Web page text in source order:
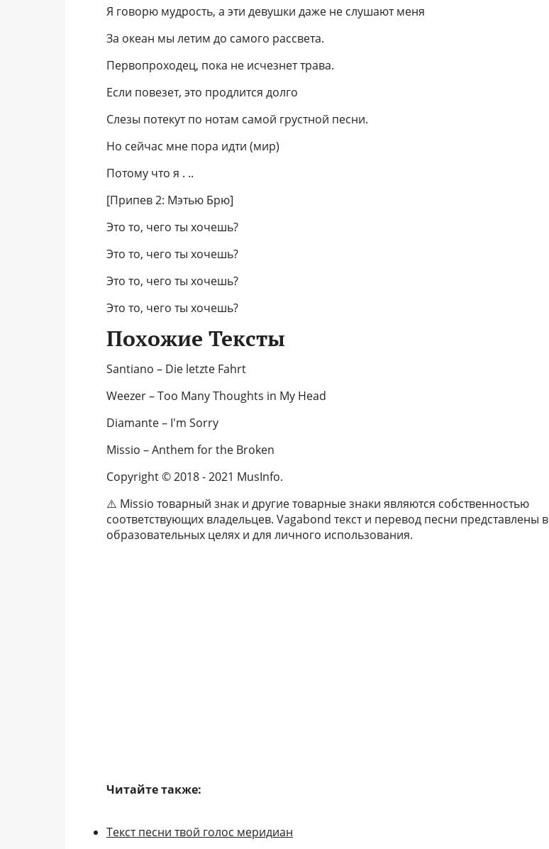
Я говорю мудрость, а эти девушки даже не слушают меня
За океан мы летим до самого рассвета.
Первопроходец, пока не исчезнет трава.
Если повезет, это продлится долго
Слезы потекут по нотам самой грустной песни.
Но сейчас мне пора идти (мир)
Потому что я . ..
[Припев 2: Мэтью Брю]
Это то, чего ты хочешь?
Это то, чего ты хочешь?
Это то, чего ты хочешь?
Это то, чего ты хочешь?
Похожие Тексты
Santiano – Die letzte Fahrt
Weezer – Too Many Thoughts in My Head
Diamante – I'm Sorry
Missio – Anthem for the Broken
Copyright © 2018 - 2021 MusInfo.
⚠️ Missio товарный знак и другие товарные знаки являются собственностью
соответствующих владельцев. Vagabond текст и перевод песни представлены в
образовательных целях и для личного использования.
Читайте также:
Текст песни твой голос меридиан